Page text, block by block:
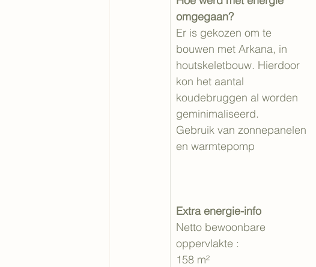
omgegaan?
Er is gekozen om te
bouwen met Arkana, in
houtskeletbouw. Hierdoor
kon het aantal
koudebruggen al worden
geminimaliseerd.
Gebruik van zonnepanelen
en warmtepomp
Extra energie-info
Netto bewoonbare
oppervlakte :
158 m²